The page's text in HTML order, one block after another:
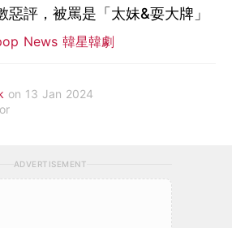
惡評，被罵是「太妹&耍大牌」
News 韓星韓劇
on 13 Jan 2024
ADVERTISEMENT